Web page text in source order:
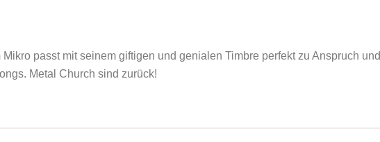
Mikro passt mit seinem giftigen und genialen Timbre perfekt zu Anspruch und
Metal Church sind zurück!